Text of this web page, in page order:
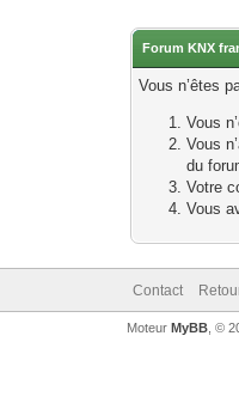
Forum KNX
Vous n’êtes
Vous
Vous
du
Votre
Vous
Contact
Moteur MyBB, ©